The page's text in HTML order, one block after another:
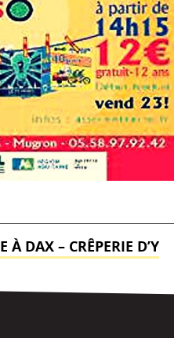
À DAX – CRÊPERIE D’Y